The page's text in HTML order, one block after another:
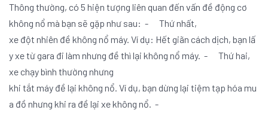
Thông thường, có 5 hiện tượng liên quan đến vấn đề động cơ
không nổ mà bạn sẽ gặp như sau: - Thứ nhất,
xe đột nhiên đề không nổ máy. Ví dụ: Hết giãn cách dịch, bạn lấ
y xe từ gara đi làm nhưng đề thì lại không nổ máy. - Thứ hai,
xe chạy bình thường nhưng
khi tắt máy đề lại không nổ. Ví dụ, bạn dừng lại tiệm tạp hóa mu
a đồ nhưng khi ra đề lại xe không nổ. -